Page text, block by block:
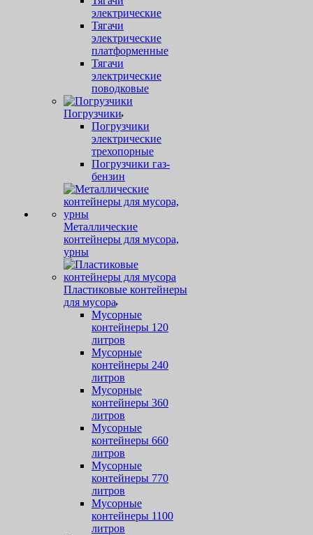
электрические
Тягачи
электрические
платформенные
Тягачи
электрические
поводковые
Погрузчики
Погрузчики
электрические
трехопорные
Погрузчики газ-
бензин
Металлические
контейнеры для мусора,
урны
Пластиковые контейнеры
для мусора
Мусорные
контейнеры 120
литров
Мусорные
контейнеры 240
литров
Мусорные
контейнеры 360
литров
Мусорные
контейнеры 660
литров
Мусорные
контейнеры 770
литров
Мусорные
контейнеры 1100
литров